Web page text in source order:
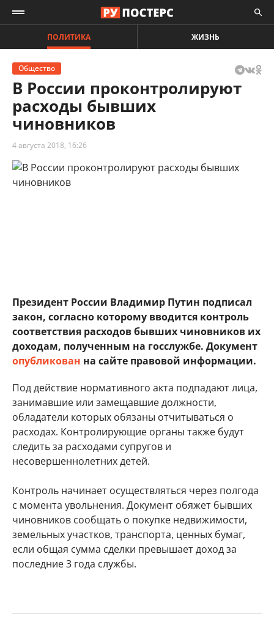
ПОЛИТИКА ЖИЗНЬ
Общество
В России проконтролируют
расходы бывших
чиновников
4 августа 2018, 16:26
Президент России Владимир Путин подписал
закон, согласно которому вводится контроль
соответствия расходов бывших чиновников их
доходам, полученным на госслужбе. Документ
опубликован на сайте правовой информации.
Под действие нормативного акта подпадают лица,
занимавшие или замещавшие должности,
обладатели которых обязаны отчитываться о
расходах. Контролирующие органы также будут
следить за расходами супругов и
несовершеннолетних детей.
Контроль начинает осуществляться через полгода
с момента увольнения. Документ обяжет бывших
чиновников сообщать о покупке недвижимости,
земельных участков, транспорта, ценных бумаг,
если общая сумма сделки превышает доход за
последние 3 года службы.